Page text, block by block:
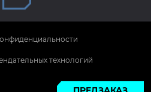
Все права защищены.
технологий